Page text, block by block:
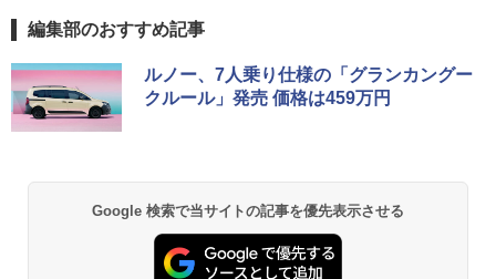
編集部のおすすめ記事
ルノー、7人乗り仕様の「グランカングー
クルール」発売 価格は459万円
Google 検索で当サイトの記事を優先表示させる